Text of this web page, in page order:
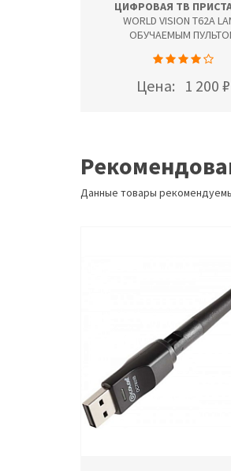
ЦИФРОВАЯ ТВ
WORLD VISION T62A
ОБУЧАЕМЫМ
Цена: 1 200 ₽
Данные товары